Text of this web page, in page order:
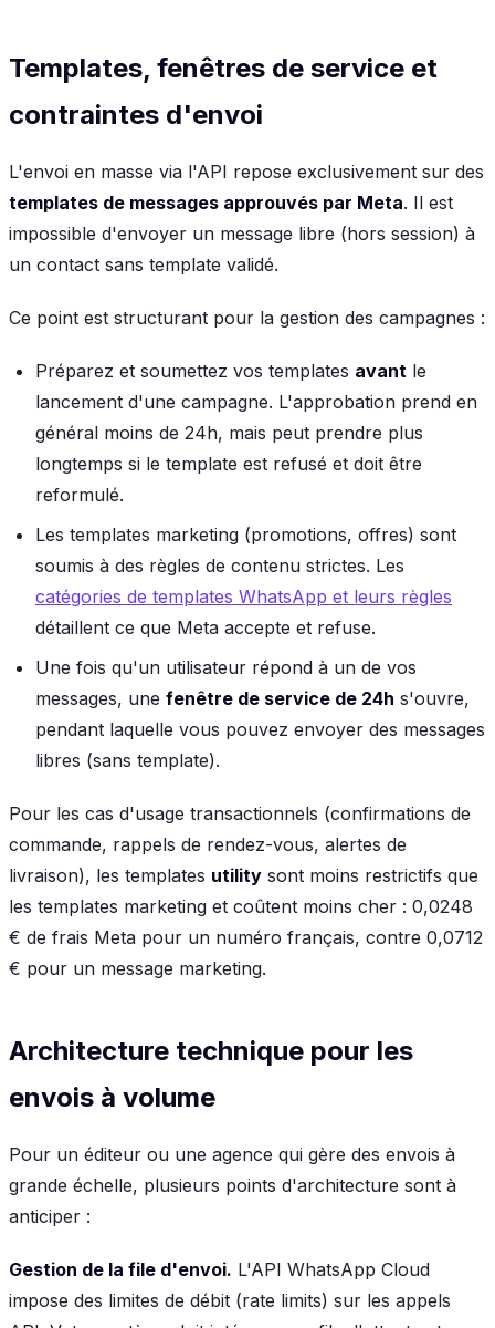
Templates, fenêtres de service et
contraintes d'envoi
L'envoi en masse via l'API repose exclusivement sur des
templates de messages approuvés par Meta. Il est
impossible d'envoyer un message libre (hors session) à
un contact sans template validé.
Ce point est structurant pour la gestion des campagnes :
Préparez et soumettez vos templates avant le
lancement d'une campagne. L'approbation prend en
général moins de 24h, mais peut prendre plus
longtemps si le template est refusé et doit être
reformulé.
Les templates marketing (promotions, offres) sont
soumis à des règles de contenu strictes. Les
catégories de templates WhatsApp et leurs règles
détaillent ce que Meta accepte et refuse.
Une fois qu'un utilisateur répond à un de vos
messages, une fenêtre de service de 24h s'ouvre,
pendant laquelle vous pouvez envoyer des messages
libres (sans template).
Pour les cas d'usage transactionnels (confirmations de
commande, rappels de rendez-vous, alertes de
livraison), les templates utility sont moins restrictifs que
les templates marketing et coûtent moins cher : 0,0248
€ de frais Meta pour un numéro français, contre 0,0712
€ pour un message marketing.
Architecture technique pour les
envois à volume
Pour un éditeur ou une agence qui gère des envois à
grande échelle, plusieurs points d'architecture sont à
anticiper :
Gestion de la file d'envoi. L'API WhatsApp Cloud
impose des limites de débit (rate limits) sur les appels